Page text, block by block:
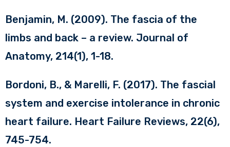
Benjamin, M. (2009). The fascia of the
limbs and back – a review. Journal of
Anatomy, 214(1), 1-18.
Bordoni, B., & Marelli, F. (2017). The fascial
system and exercise intolerance in chronic
heart failure. Heart Failure Reviews, 22(6),
745-754.